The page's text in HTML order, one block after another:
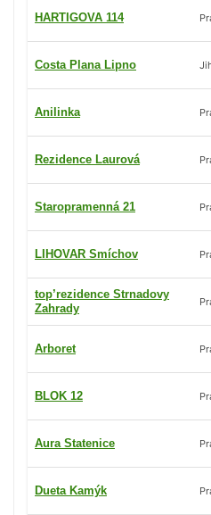
HARTIGOVA 114
Costa Plana Lipno
Anilinka
Rezidence Laurová
Staropramenná 21
LIHOVAR Smíchov
top’rezidence Strnadovy
Zahrady
Arboret
BLOK 12
Aura Statenice
Dueta Kamýk